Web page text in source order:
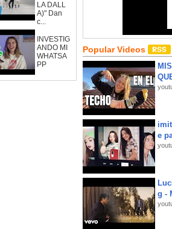
LA DALL
A)" Dan
c...
INVESTIG
ANDO MI
WHATSA
PP
Popular Videos
e
g -